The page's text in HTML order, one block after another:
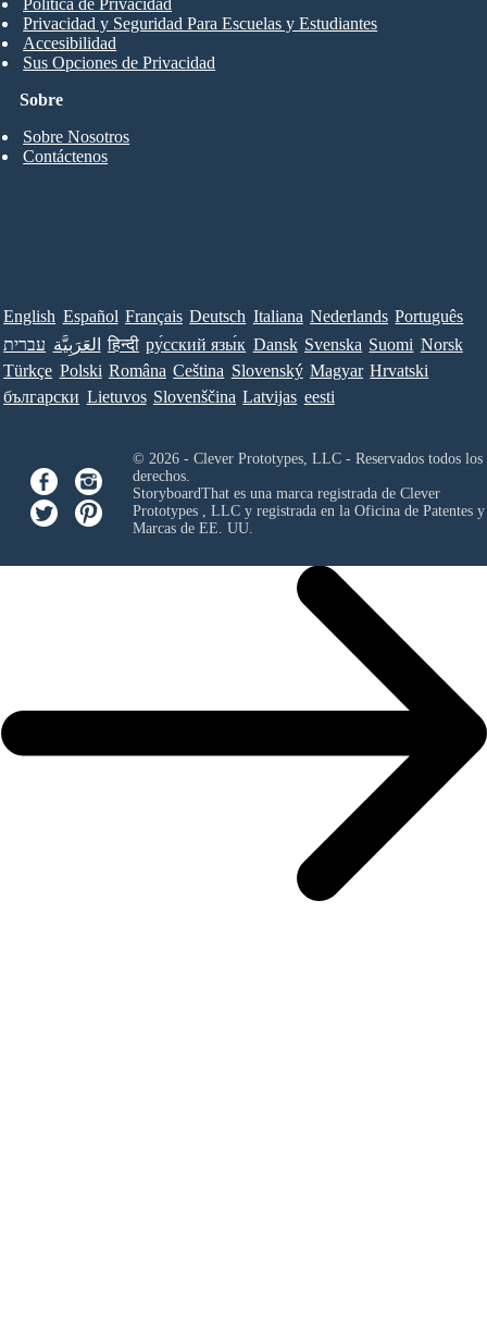
Sobre
Sobre Nosotros
Contáctenos
Política de Privacidad
Privacidad y Seguridad Para Escuelas y Estudiantes
Accesibilidad
Sus Opciones de Privacidad
English Español Français Deutsch Italiana Nederlands Português
עברית العَرَبِيَّة हिन्दी ру́сский язы́к Dansk Svenska Suomi Norsk
Türkçe Polski Româna Ceština Slovenský Magyar Hrvatski
български Lietuvos Slovenščina Latvijas eesti
© 2026 - Clever Prototypes, LLC - Reservados todos los
derechos.
StoryboardThat es una marca registrada de Clever
Prototypes , LLCy registrada en la Oficina de Patentes y
Marcas de EE. UU.